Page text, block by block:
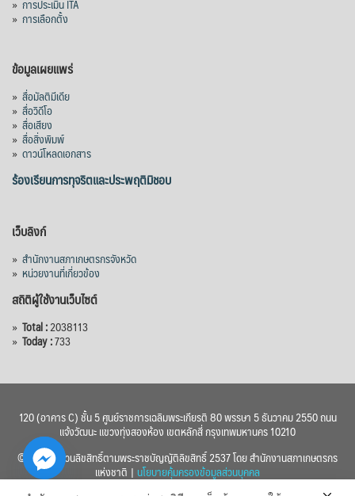
» การเลือกตั้ง
ข้อมูลเผยแพร่
» สื่อมัลติมีเดีย
» สื่อวิดีโอ
» สื่อเสียง
» สื่อสิ่งพิมพ์
» ดาวน์โหลดเอกสาร
ร้องเรียนการทุจริตและประพฤติมิชอบ
เว็บลิงก์
» สำนักงานสภาเกษตรกรจังหวัด
» หน่วยงานที่เกี่ยวข้อง
สถิติผู้ใช้งานเว็บไซต์
» Total :2038113
» Today :733
120 (อาคาร C) ชั้น 5 ศูนย์ราชการเฉลิมพระเกียรติ 80 พรรษา 5 ธันวาคม 2550 ถนน
แจ้งวัฒนะ แขวงทุ่งสองห้อง เขตหลักสี่ กรุงเทพมหานคร 10210
© 2560 สงวนลิขสิทธิ์ตามพระราชบัญญัติลิขสิทธิ์ 2537 โดย สำนักงานสภาเกษตรกร
แห่งชาติ | นโยบายคุ้มครองข้อมูลส่วนบุคคล